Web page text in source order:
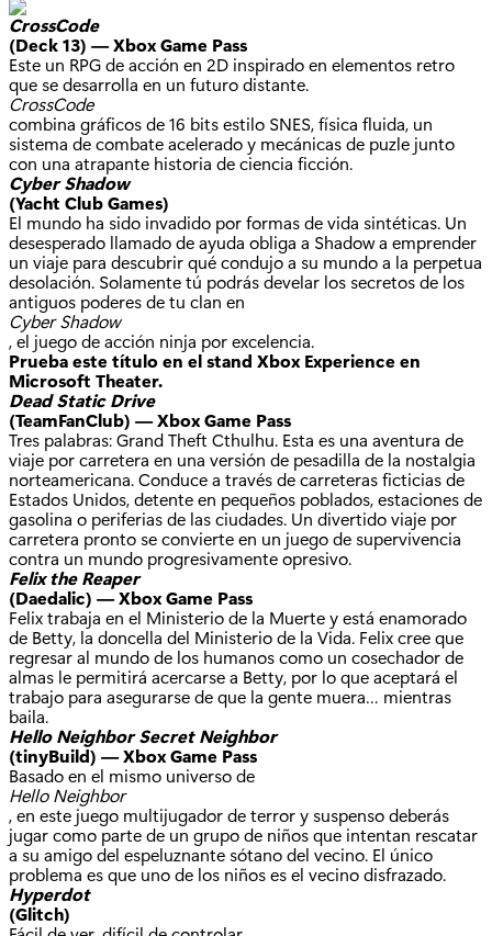
CrossCode
(Deck 13) — Xbox Game Pass
Este un RPG de acción en 2D inspirado en elementos retro
que se desarrolla en un futuro distante.
CrossCode
combina gráficos de 16 bits estilo SNES, física fluida, un
sistema de combate acelerado y mecánicas de puzle junto
con una atrapante historia de ciencia ficción.
Cyber Shadow
(Yacht Club Games)
El mundo ha sido invadido por formas de vida sintéticas. Un
desesperado llamado de ayuda obliga a Shadow a emprender
un viaje para descubrir qué condujo a su mundo a la perpetua
desolación. Solamente tú podrás develar los secretos de los
antiguos poderes de tu clan en
Cyber Shadow
, el juego de acción ninja por excelencia.
Prueba este título en el stand Xbox Experience en
Microsoft Theater.
Dead Static Drive
(TeamFanClub) — Xbox Game Pass
Tres palabras: Grand Theft Cthulhu. Esta es una aventura de
viaje por carretera en una versión de pesadilla de la nostalgia
norteamericana. Conduce a través de carreteras ficticias de
Estados Unidos, detente en pequeños poblados, estaciones de
gasolina o periferias de las ciudades. Un divertido viaje por
carretera pronto se convierte en un juego de supervivencia
contra un mundo progresivamente opresivo.
Felix the Reaper
(Daedalic) — Xbox Game Pass
Felix trabaja en el Ministerio de la Muerte y está enamorado
de Betty, la doncella del Ministerio de la Vida. Felix cree que
regresar al mundo de los humanos como un cosechador de
almas le permitirá acercarse a Betty, por lo que aceptará el
trabajo para asegurarse de que la gente muera… mientras
baila.
Hello Neighbor Secret Neighbor
(tinyBuild) — Xbox Game Pass
Basado en el mismo universo de
Hello Neighbor
, en este juego multijugador de terror y suspenso deberás
jugar como parte de un grupo de niños que intentan rescatar
a su amigo del espeluznante sótano del vecino. El único
problema es que uno de los niños es el vecino disfrazado.
Hyperdot
(Glitch)